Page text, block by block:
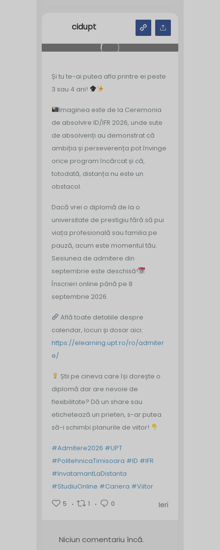
cidupt
Și tu te-ai putea afla printre ei peste
3 sau 4 ani!
Imaginea este de la Ceremonia
de absolvire ID/IFR 2026, unde sute
de absolvenți au demonstrat că
ambiția și perseverența pot învinge
orice program încărcat și că,
totodată, distanța nu este un
obstacol.
Dacă vrei o diplomă de la o
universitate de prestigiu fără să pui
viața profesională sau familia pe
pauză, acum este momentul tău.
Sesiunea de admitere din
septembrie este deschisă!
Înscrieri online până pe 8
septembrie 2026.
Află toate detaliile despre
calendar, locuri și dosar aici:
https://elearning.upt.ro/ro/admiter
e/
Știi pe cineva care își dorește o
diplomă dar are nevoie de
flexibilitate? Dă un share sau
etichetează un prieten, s-ar putea
să-i schimbi planurile de viitor!
#Admitere2026 #UPT
#PolitehnicaTimisoara #ID #IFR
#InvatamantLaDistanta
#StudiuOnline #Cariera #Viitor
5
1 0 Ieri
Niciun comentariu încă.